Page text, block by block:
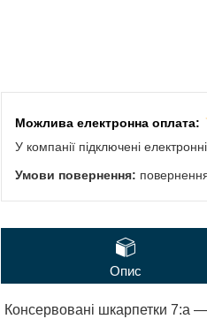
У компанії підключені
Опис
Консервовані шкарпетки 7:а